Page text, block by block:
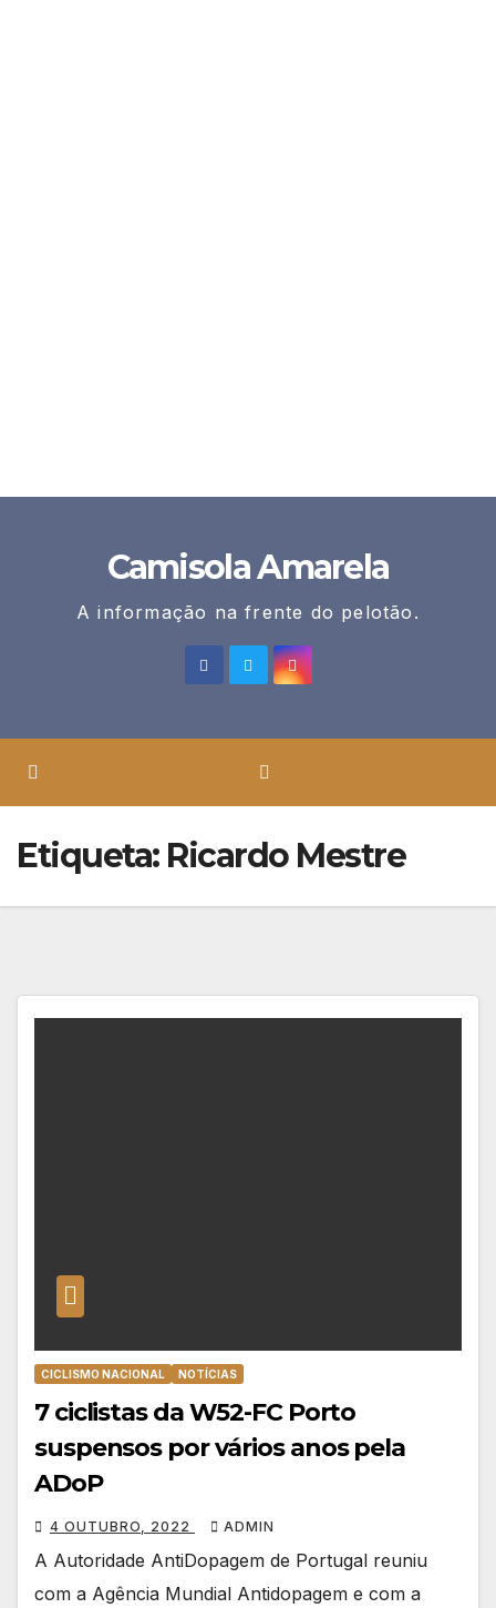
Camisola Amarela
A informação na frente do pelotão.
Etiqueta: Ricardo Mestre
CICLISMO NACIONAL NOTÍCIAS
7 ciclistas da W52-FC Porto
suspensos por vários anos pela
ADoP
4 OUTUBRO, 2022 ADMIN
A Autoridade AntiDopagem de Portugal reuniu
com a Agência Mundial Antidopagem e com a